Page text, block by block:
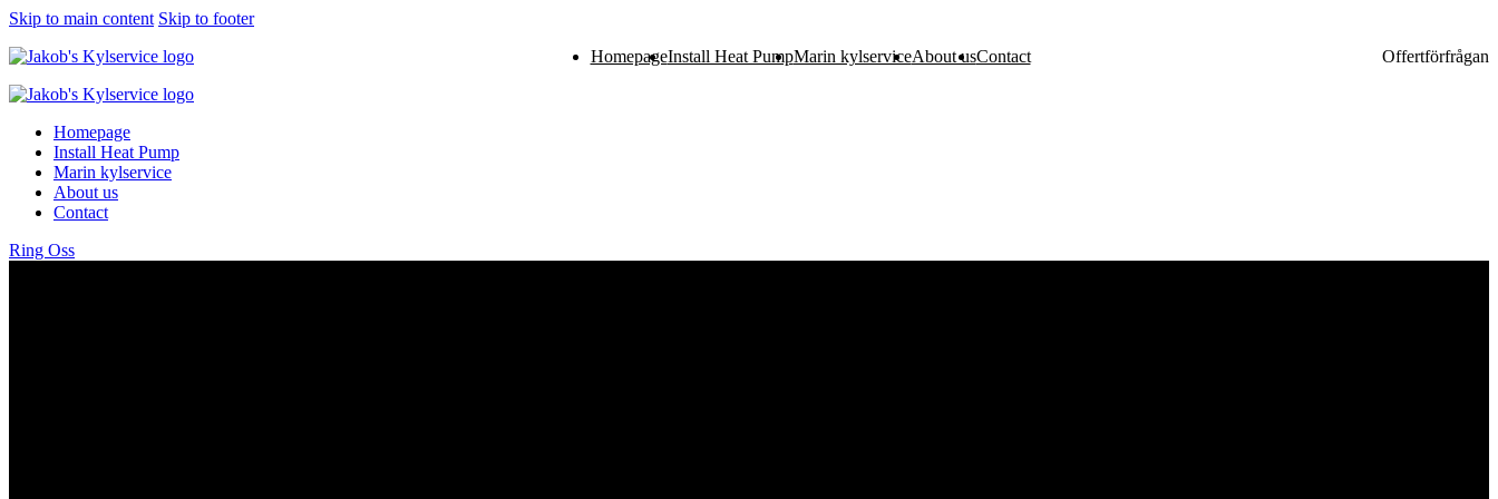
Skip to main content Skip to footer
HomepageInstall Heat PumpMarin kylserviceAbout usContact Offertförfrågan
Homepage
Install Heat Pump
Marin kylservice
About us
Contact
Ring Oss